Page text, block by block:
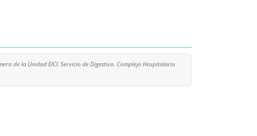
de la Unidad EICI. Servicio de Digestivo. Complejo Hospitalario